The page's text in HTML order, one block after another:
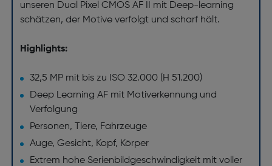
unseren Dual Pixel CMOS AF II mit Deep-learning
schätzen, der Motive verfolgt und scharf hält.
Highlights:
32,5 MP mit bis zu ISO 32.000 (H 51.200)
Deep Learning AF mit Motiverkennung und
Verfolgung
Personen, Tiere, Fahrzeuge
Auge, Gesicht, Kopf, Körper
Extrem hohe Serienbildgeschwindigkeit mit voller